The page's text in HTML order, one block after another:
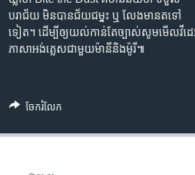
ទៅ​
កាន់​
ទំព័រ​
ភាសា
បរាជ័យ មិន​បាន​ជ័យជម្នះ ឬ លែង​មាន​តទៅ​
ទៀត។ ដើម្បី​ឲ្យ​យល់​កាន់តែ​ច្បាស់​សូម​មើល​វីដេ
ភាសា​អង់គ្លេស​ជាមួយ​ម៉ានី​និង​ម៉ូរី៕
ចែករំលែក